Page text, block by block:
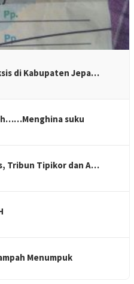
di Kabupaten Jepa…
suku
Tribun Tipikor dan A…
Menumpuk